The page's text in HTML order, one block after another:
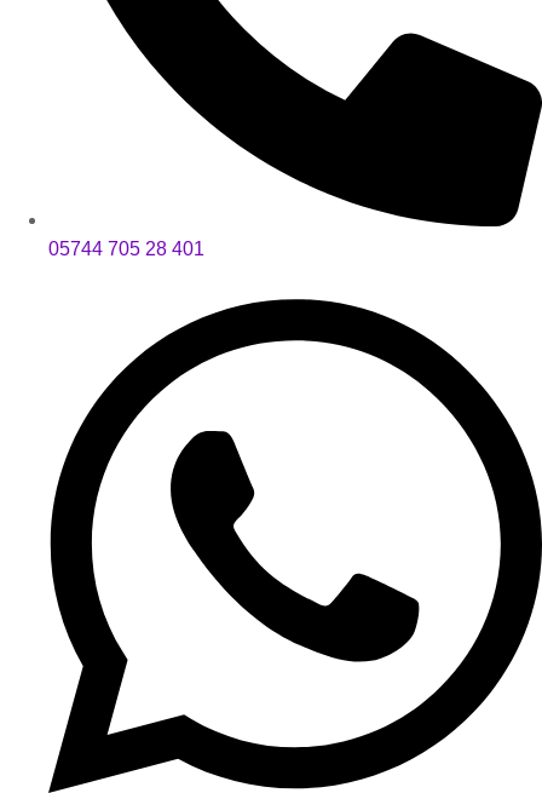
05744 705 28 401